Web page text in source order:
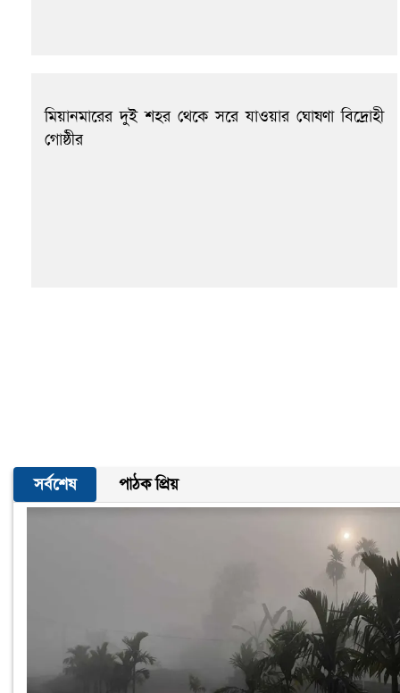
মিয়ানমারের দুই শহর থেকে সরে যাওয়ার ঘোষণা বিদ্রোহী
গোষ্ঠীর
সর্বশেষ পাঠক প্রিয়